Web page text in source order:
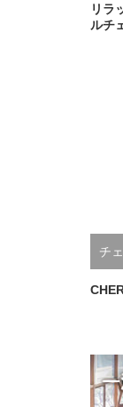
リラ
ルチ
チ